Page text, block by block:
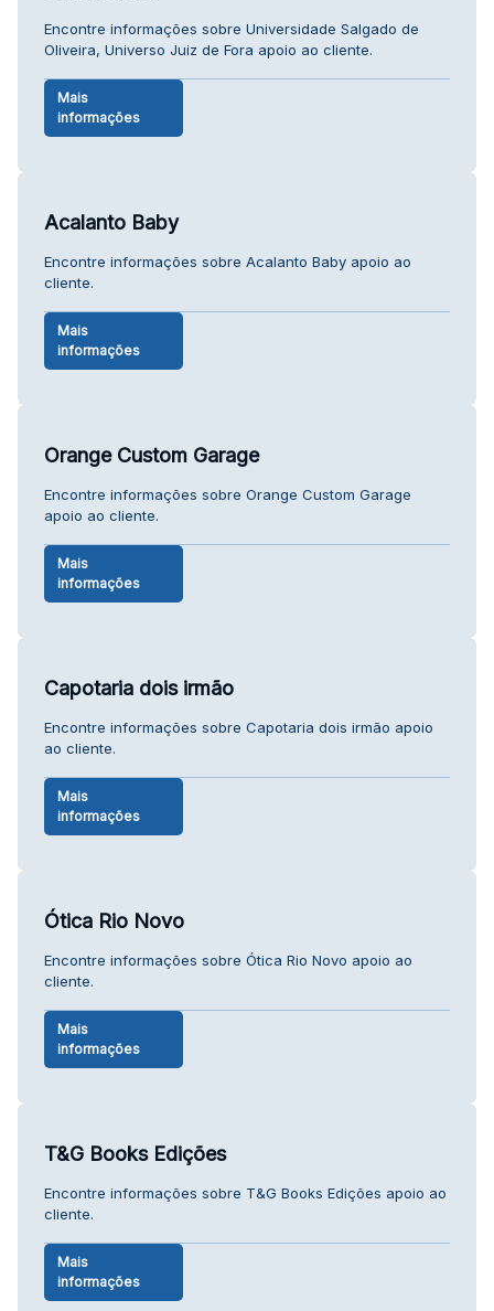
Encontre informações sobre Universidade Salgado de
Oliveira, Universo Juiz de Fora apoio ao cliente.
Mais
informações
Acalanto Baby
Encontre informações sobre Acalanto Baby apoio ao
cliente.
Mais
informações
Orange Custom Garage
Encontre informações sobre Orange Custom Garage
apoio ao cliente.
Mais
informações
Capotaria dois irmão
Encontre informações sobre Capotaria dois irmão apoio
ao cliente.
Mais
informações
Ótica Rio Novo
Encontre informações sobre Ótica Rio Novo apoio ao
cliente.
Mais
informações
T&G Books Edições
Encontre informações sobre T&G Books Edições apoio ao
cliente.
Mais
informações